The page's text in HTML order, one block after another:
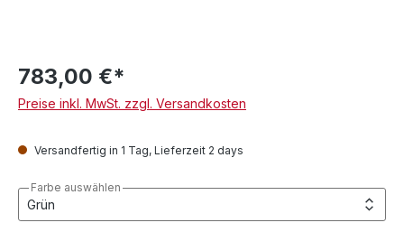
783,00 €*
Preise inkl. MwSt. zzgl. Versandkosten
Versandfertig in 1 Tag, Lieferzeit 2 days
Farbe auswählen